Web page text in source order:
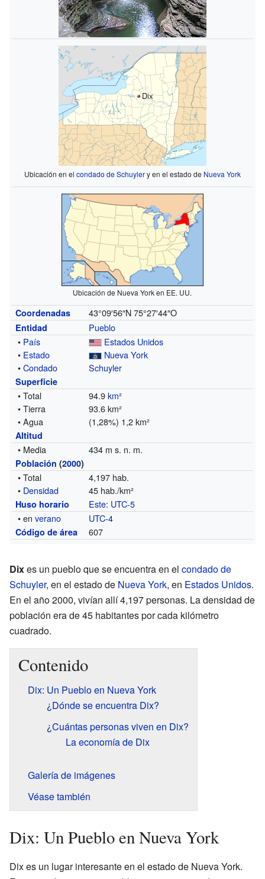
Dix
Ubicación en el condado de Schuylery en el estado de Nueva York
Ubicación de Nueva York en EE. UU.
Coordenadas 43°09′56″N 75°27′44″O
Entidad
Pueblo
• País
Estados Unidos
• Estado
Nueva York
•Condado Schuyler
Superficie
• Total 94.9km²
• Tierra
93.6 km²
• Agua
(1,28%) 1,2 km²
Altitud
• Media 434 m s. n. m.
Población (2000)
• Total
4,197 hab.
• Densidad 45 hab./km²
Huso horario Este: UTC-5
• enverano UTC-4
Código de área 607
Dixes un pueblo que se encuentra en el condado de
Schuyler, en el estado de Nueva York, en Estados Unidos.
En el año 2000, vivían allí 4,197 personas. La densidad de
población era de 45 habitantes por cada kilómetro
cuadrado.
Contenido
Dix: Un Pueblo en Nueva York
¿Dónde se encuentra Dix?
¿Cuántas personas viven en Dix?
La economía de Dix
Galería de imágenes
Véase también
Dix: Un Pueblo en Nueva York
Dix es un lugar interesante en el estado de Nueva York.